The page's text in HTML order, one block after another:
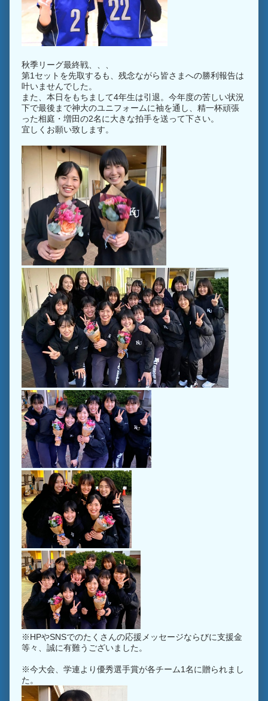
秋季リーグ最終戦、、、
第1セットを先取するも、残念ながら皆さまへの勝利報告は
叶いませんでした。
また、本日をもちまして4年生は引退。今年度の苦しい状況
下で最後まで神大のユニフォームに袖を通し、精一杯頑張
った相庭・増田の2名に大きな拍手を送って下さい。
宜しくお願い致します。
※HPやSNSでのたくさんの応援メッセージならびに支援金
等々、誠に有難うございました。
※今大会、学連より優秀選手賞が各チーム1名に贈られまし
た。